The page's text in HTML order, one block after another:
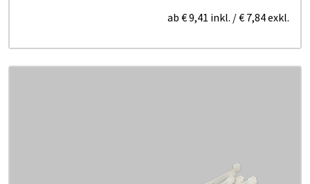
ab € 9,41 inkl. /€ 7,84exkl.